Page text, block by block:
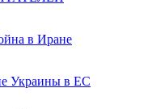
в Иране
Украины в ЕС